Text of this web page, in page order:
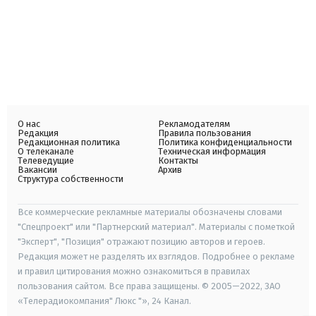
О нас
Редакция
Редакционная политика
О телеканале
Телеведущие
Вакансии
Структура собственности
Рекламодателям
Правила пользования
Политика конфиденциальности
Техническая информация
Контакты
Архив
Все коммерческие рекламные материалы обозначены словами
"Спецпроект" или "Партнерский материал". Материалы с пометкой
"Эксперт", "Позиция" отражают позицию авторов и героев.
Редакция может не разделять их взглядов. Подробнее о рекламе
и правил цитирования можно ознакомиться в правилах
пользования сайтом. Все права защищены. © 2005—2022, ЗАО
«Телерадиокомпания" Люкс "», 24 Канал.